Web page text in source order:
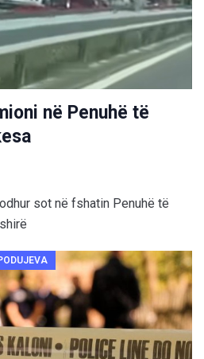
në Penuhë të
sot në fshatin Penuhë të